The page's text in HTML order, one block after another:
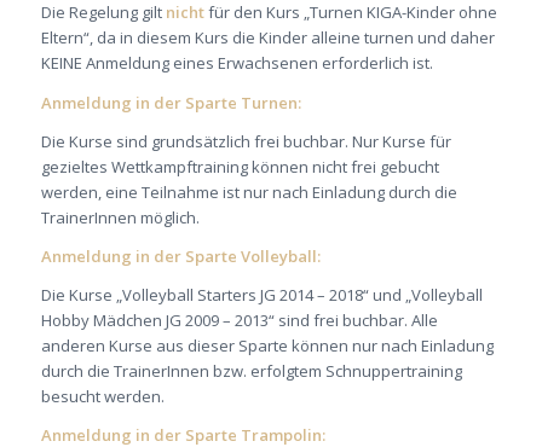
Die Regelung gilt nichtfür den Kurs „Turnen KIGA-Kinder ohne
Eltern“, da in diesem Kurs die Kinder alleine turnen und daher
KEINE Anmeldung eines Erwachsenen erforderlich ist.
Anmeldung in der Sparte Turnen:
Die Kurse sind grundsätzlich frei buchbar. Nur Kurse für
gezieltes Wettkampftraining können nicht frei gebucht
werden, eine Teilnahme ist nur nach Einladung durch die
TrainerInnen möglich.
Anmeldung in der Sparte Volleyball:
Die Kurse „Volleyball Starters JG 2014 – 2018“ und „Volleyball
Hobby Mädchen JG 2009 – 2013“ sind frei buchbar. Alle
anderen Kurse aus dieser Sparte können nur nach Einladung
durch die TrainerInnen bzw. erfolgtem Schnuppertraining
besucht werden.
Anmeldung in der Sparte Trampolin: